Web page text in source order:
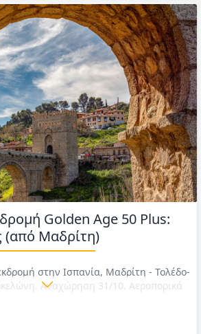
Golden Age 50 Plus:
(από Μαδρίτη)
στην Ισπανία, Μαδρίτη - Τολέδο-
Αναχώρηση 31/10. Αεροπορικά
ΦΟΡΟΙ, διαμονή, ημιδιατροφή (πρωινό
μεταφορές, αρχηγός. Τιμές για